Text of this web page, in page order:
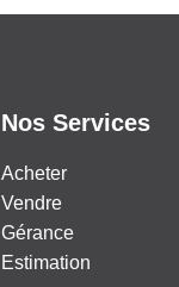
Nos Services
Acheter
Vendre
Gérance
Estimation